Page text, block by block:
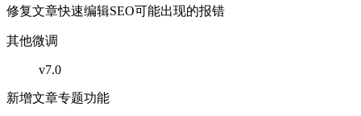
修复文章快速编辑SEO可能出现的报错
其他微调
v7.0
新增文章专题功能